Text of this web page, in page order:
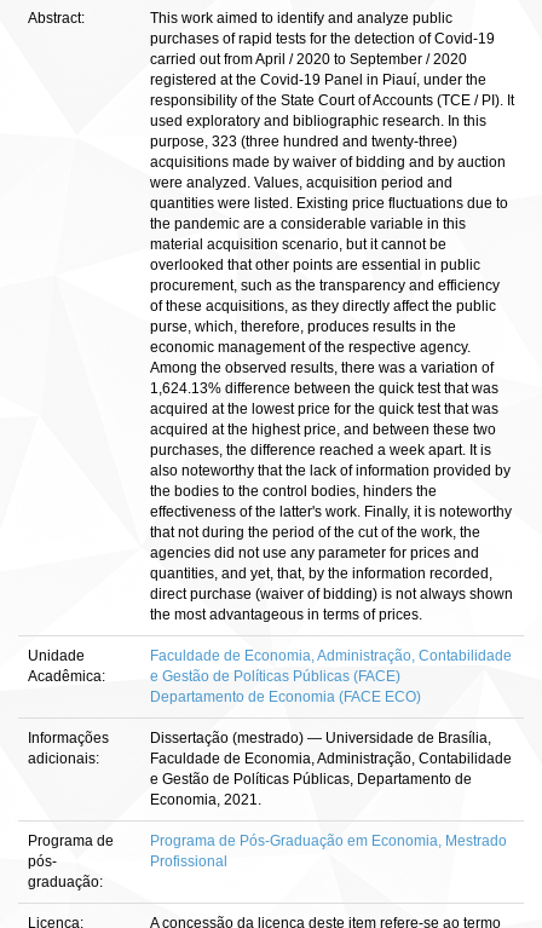
Abstract:
This work aimed to identify and analyze public
purchases of rapid tests for the detection of Covid-19
carried out from April / 2020 to September / 2020
registered at the Covid-19 Panel in Piauí, under the
responsibility of the State Court of Accounts (TCE / PI). It
used exploratory and bibliographic research. In this
purpose, 323 (three hundred and twenty-three)
acquisitions made by waiver of bidding and by auction
were analyzed. Values, acquisition period and
quantities were listed. Existing price fluctuations due to
the pandemic are a considerable variable in this
material acquisition scenario, but it cannot be
overlooked that other points are essential in public
procurement, such as the transparency and efficiency
of these acquisitions, as they directly affect the public
purse, which, therefore, produces results in the
economic management of the respective agency.
Among the observed results, there was a variation of
1,624.13% difference between the quick test that was
acquired at the lowest price for the quick test that was
acquired at the highest price, and between these two
purchases, the difference reached a week apart. It is
also noteworthy that the lack of information provided by
the bodies to the control bodies, hinders the
effectiveness of the latter's work. Finally, it is noteworthy
that not during the period of the cut of the work, the
agencies did not use any parameter for prices and
quantities, and yet, that, by the information recorded,
direct purchase (waiver of bidding) is not always shown
the most advantageous in terms of prices.
Unidade
Acadêmica:
Faculdade de Economia, Administração, Contabilidade
e Gestão de Políticas Públicas (FACE)
Departamento de Economia (FACE ECO)
Informações
adicionais:
Dissertação (mestrado) — Universidade de Brasília,
Faculdade de Economia, Administração, Contabilidade
e Gestão de Políticas Públicas, Departamento de
Economia, 2021.
Programa de
pós-
graduação:
Programa de Pós-Graduação em Economia, Mestrado
Profissional
Licença: A concessão da licença deste item refere-se ao termo